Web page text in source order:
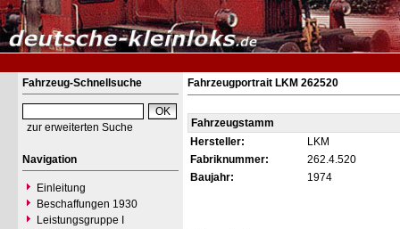
Fahrzeug-Schnellsuche
zur erweiterten Suche
Navigation
Einleitung
Beschaffungen 1930
Leistungsgruppe I
Fahrzeugportrait LKM 262520
Fahrzeugstamm
Hersteller:
LKM
Fabriknummer:
262.4.520
Baujahr:
1974